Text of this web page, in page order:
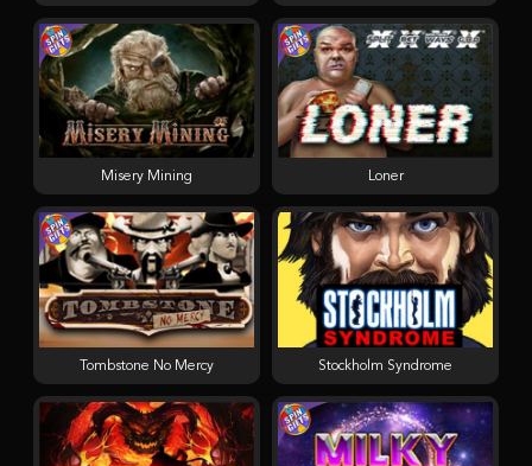
Stockholm Syndrome
Loner
Tombstone No Mercy
Misery Mining